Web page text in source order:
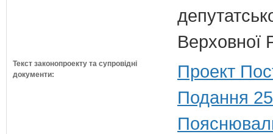
Верховної
Текст законопроекту та супровідні
документи:
Проект
Подання